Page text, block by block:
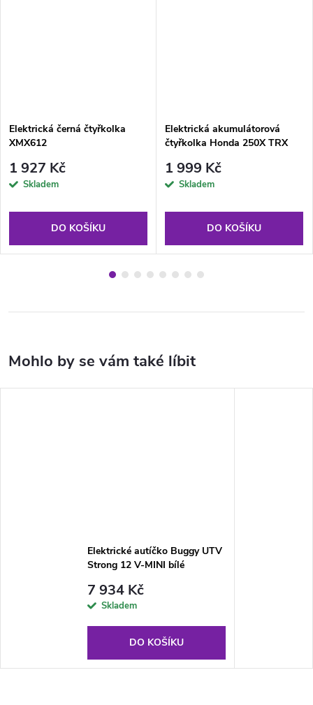
Elektrická černá čtyřkolka
XMX612
1 927 Kč
Skladem
DO KOŠÍKU
Elektrická akumulátorová
čtyřkolka Honda 250X TRX
Ekokůže
1 999 Kč
Skladem
DO KOŠÍKU
Elektrické autíčko Buggy UTV
Strong 12 V-MINI bílé
7 934 Kč
Skladem
DO KOŠÍKU